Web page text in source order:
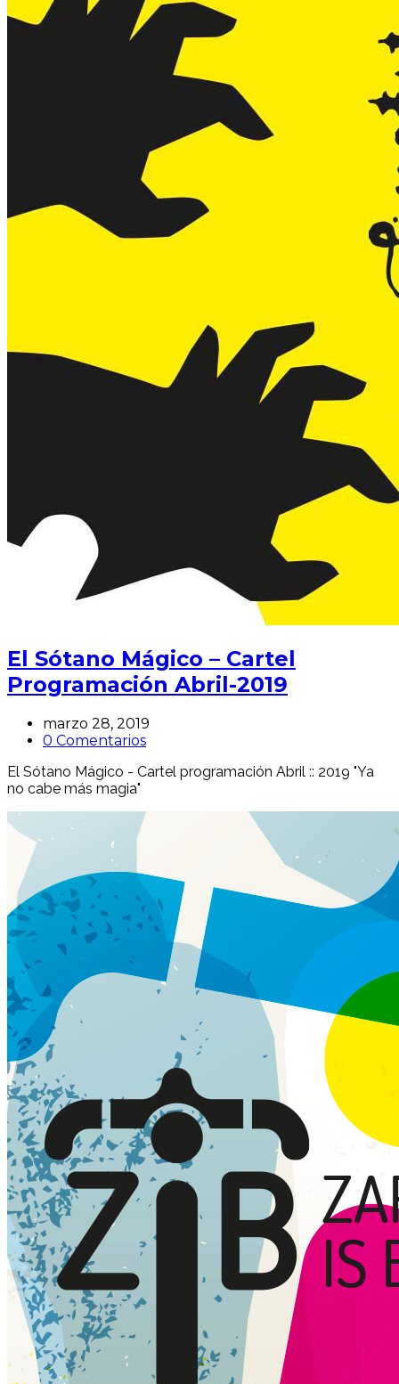
El Sótano Mágico – Cartel
Programación Abril-2019
marzo 28, 2019
0 Comentarios
El Sótano Mágico - Cartel programación Abril :: 2019 "Ya
no cabe más magia"